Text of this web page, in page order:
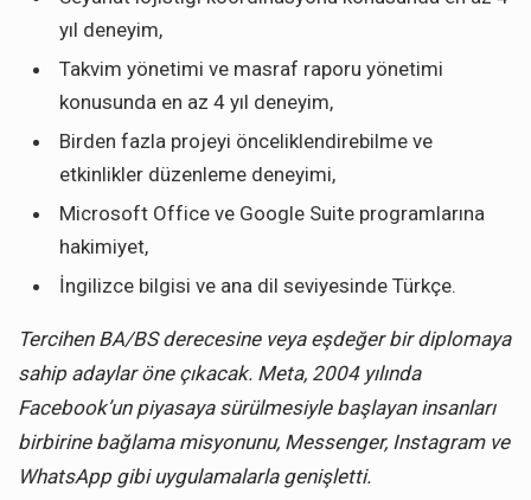
yıl deneyim,
Takvim yönetimi ve masraf raporu yönetimi
konusunda en az 4 yıl deneyim,
Birden fazla projeyi önceliklendirebilme ve
etkinlikler düzenleme deneyimi,
Microsoft Office ve Google Suite programlarına
hakimiyet,
İngilizce bilgisi ve ana dil seviyesinde Türkçe.
Tercihen BA/BS derecesine veya eşdeğer bir diplomaya
sahip adaylar öne çıkacak. Meta, 2004 yılında
Facebook’un piyasaya sürülmesiyle başlayan insanları
birbirine bağlama misyonunu, Messenger, Instagram ve
WhatsApp gibi uygulamalarla genişletti.